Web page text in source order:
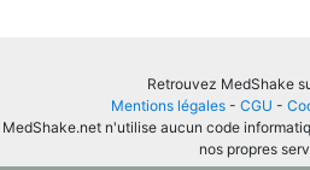
Retrouvez MedShake
Mentions légales - CGU -
MedShake.net n'utilise aucun code
nos propres